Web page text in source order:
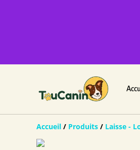
Accueil / Produits / Laisse -